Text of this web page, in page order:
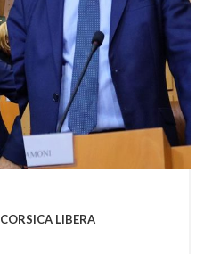
CORSICA LIBERA